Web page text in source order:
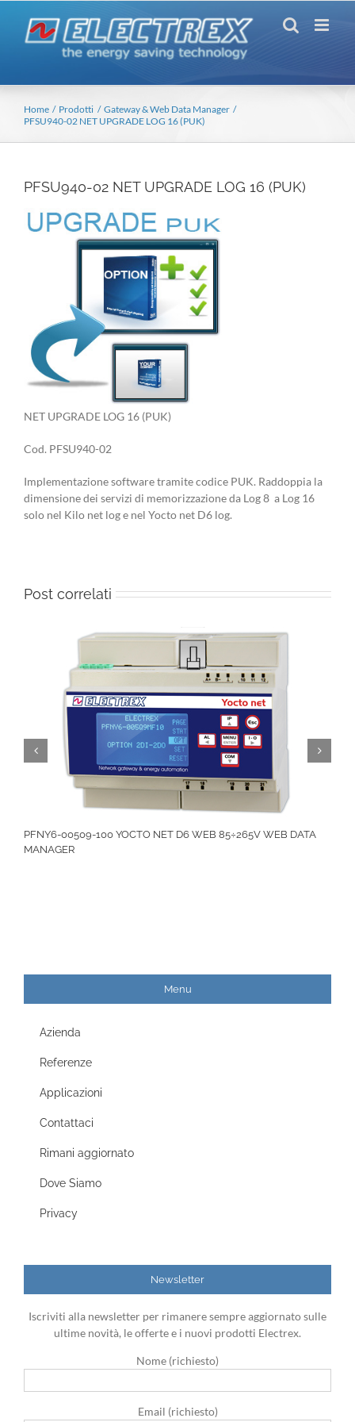
contenuto
Home Prodotti
Gateway & Web Data Manager
PFSU940-02 NET UPGRADE LOG 16 (PUK)
PFSU940-02 NET UPGRADE LOG 16 (PUK)
NET UPGRADE LOG 16 (PUK)
Cod. PFSU940-02
Implementazione software tramite codice PUK. Raddoppia la
dimensione dei servizi di memorizzazione da Log 8 a Log 16
solo nel Kilo net log e nel Yocto net D6 log.
Post correlati
PFNY6-00509-100 YOCTO NET D6 WEB 85÷265V WEB DATA
MANAGER
Menu
Azienda
Referenze
Applicazioni
Contattaci
Rimani aggiornato
Dove Siamo
Privacy
Newsletter
Iscriviti alla newsletter per rimanere sempre aggiornato sulle
ultime novità, le offerte e i nuovi prodotti Electrex.
Nome (richiesto)
Email (richiesto)